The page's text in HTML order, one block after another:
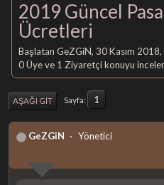
2019 Güncel
Ücretleri
Başlatan GeZGiN, 30 Kasım
0 Üye ve 1 Ziyaretçi konuyu
AŞAĞI GIT Sayfa 1
GeZGiN Yönetici